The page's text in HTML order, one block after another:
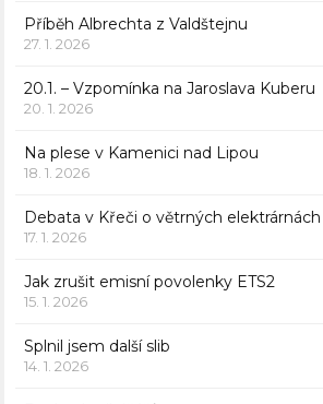
Příběh Albrechta z Valdštejnu
27. 1. 2026
20.1. – Vzpomínka na Jaroslava Kuberu
20. 1. 2026
Na plese v Kamenici nad Lipou
18. 1. 2026
Debata v Křeči o větrných elektrárnách
17. 1. 2026
Jak zrušit emisní povolenky ETS2
15. 1. 2026
Splnil jsem další slib
14. 1. 2026